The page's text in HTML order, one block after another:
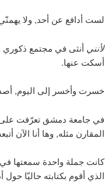
لست أدافع عن أحد, ولا
لأنني أنثى في مجتمع
أسكت عنها.
خسرت وأخسر إلى اليوم,
في جامعة دمشق تعرّفت على
المقارن مثله, وها أنا الآن
كانت جملة واحدة سمعتها
الذي أقوم بكتابته حاليّا